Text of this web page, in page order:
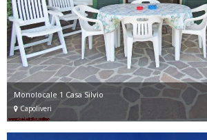
Monolocale 1 Casa Silvio
Capoliveri